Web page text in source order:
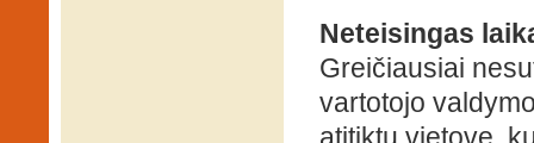
Neteisingas
Greičiausiai
vartotojo